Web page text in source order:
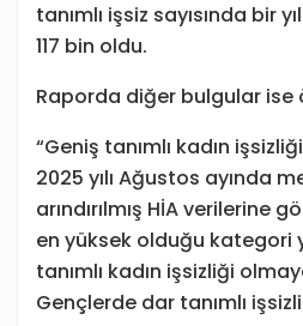
tanımlı işsiz sayısında bir
117 bin oldu.
Raporda diğer bulgular ise
“Geniş tanımlı kadın
2025 yılı Ağustos ayında
arındırılmış HİA verilerine
en yüksek olduğu kategori
tanımlı kadın işsizliği
Gençlerde dar tanımlı